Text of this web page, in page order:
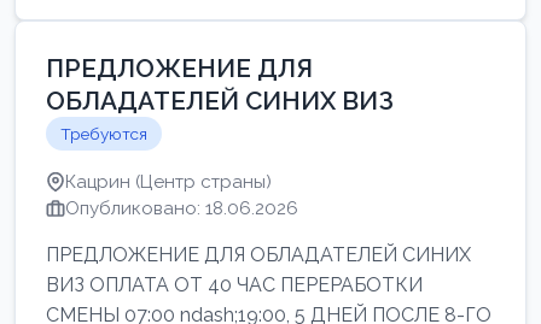
ПРЕДЛОЖЕНИЕ ДЛЯ
ОБЛАДАТЕЛЕЙ СИНИХ ВИЗ
Требуются
Кацрин (Центр страны)
Опубликовано: 18.06.2026
ПРЕДЛОЖЕНИЕ ДЛЯ ОБЛАДАТЕЛЕЙ СИНИХ
ВИЗ ОПЛАТА ОТ 40 ЧАС ПЕРЕРАБОТКИ
СМЕНЫ 07:00 ndash;19:00, 5 ДНЕЙ ПОСЛЕ 8-ГО